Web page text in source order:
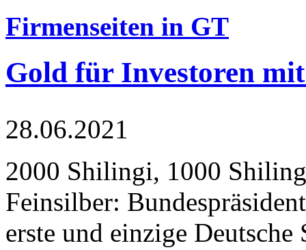
Firmenseiten in GT
Gold für Investoren
28.06.2021
2000 Shilingi, 1000
Feinsilber:
erste und einzige Deutsche